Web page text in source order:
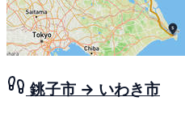
銚子市 → いわき市